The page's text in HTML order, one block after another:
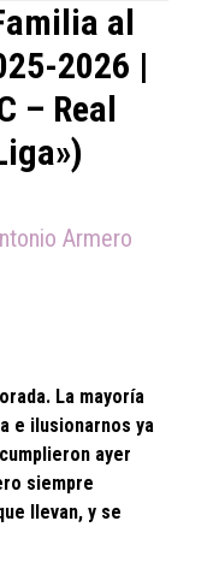
al
2026 |
– Real
Armero
La mayoría
e ilusionarnos ya
ayer
siempre
llevan, y se